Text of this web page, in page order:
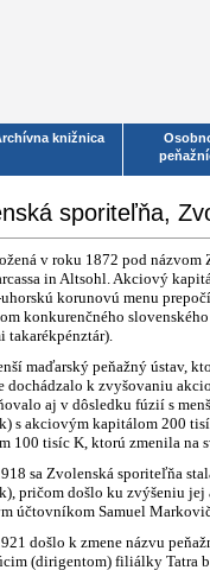
knižnica
sporiteľňa,
v roku 1872 pod
in Altsohl. Akciový
korunovú menu
konkurenčného
takarékpénztár).
maďarský peňažný ústav,
dochádzalo k zvyšovaniu
aj v dôsledku fúzií s
s akciovým kapitálom 200
100 tisíc K, ktorú zmenila na
sa Zvolenská sporiteľňa
pričom došlo ku zvýšeniu
účtovníkom Samuel
došlo k zmene názvu
(dirigentom) filiálky Tatra